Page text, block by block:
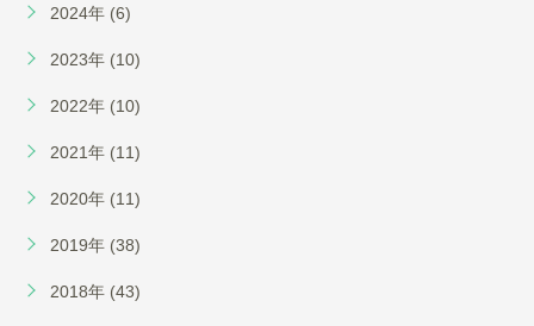
2024年 (6)
2023年 (10)
2022年 (10)
2021年 (11)
2020年 (11)
2019年 (38)
2018年 (43)